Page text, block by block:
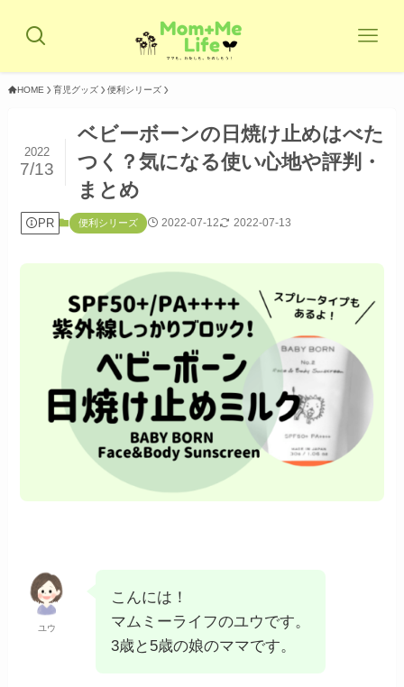
HOME 育児グッズ 便利シリーズ
ベビーボーンの日焼け止めはべた
つく？気になる使い心地や評判・
まとめ
2022
7/13
PR 便利シリーズ 2022-07-12 2022-07-13
ユウ
こんには！
マムミーライフのユウです。
3歳と5歳の娘のママです。